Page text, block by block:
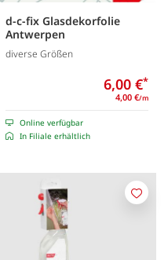
d-c-fix Glasdekorfolie
Antwerpen
diverse Größen
6,00 €*
4,00 €/m
Online verfügbar
In Filiale erhältlich